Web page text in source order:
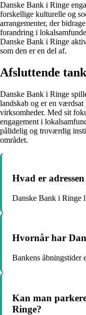
Danske Bank i Ringe
forskellige kulturelle og
arrangementer, der
forandring i
Danske Bank i Ringe
som den er en del af.
Afsluttende
Danske Bank i Ringe
landskab og er en
virksomheder. Med sit
engagement i
pålidelig og troværdig
området.
Hvad er
Danske Bank i Ringe
Hvornår har
Bankens åbningstider
Kan man
Ringe?